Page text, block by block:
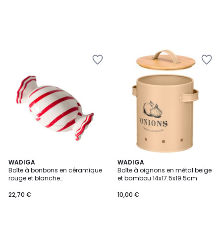
WADIGA
Boîte à bonbons en céramique
rouge et blanche
22,70 €
WADIGA
Boîte à oignons en métal beige
et bambou 14x17.5x19.5cm
10,00 €